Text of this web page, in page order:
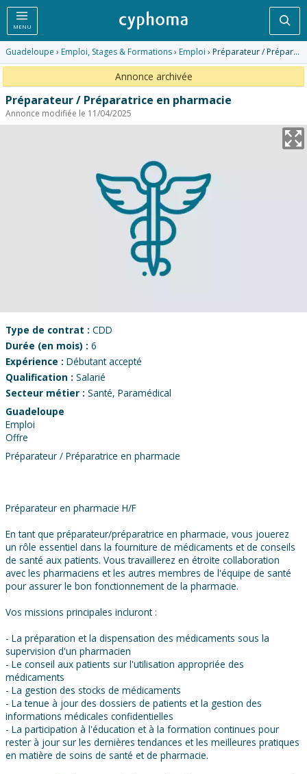
MENU
Guadeloupe › Emploi, Stages & Formations› Emploi › Préparateur / Préparatrice en pharmacie
Annonce archivée
Préparateur / Préparatrice en pharmacie
Annonce modifiée le 11/04/2025
Type de contrat : CDD
Durée (en mois) : 6
Expérience : Débutant accepté
Qualification : Salarié
Secteur métier : Santé, Paramédical
Guadeloupe
Emploi
Offre
Préparateur / Préparatrice en pharmacie
Préparateur en pharmacie H/F
En tant que préparateur/préparatrice en pharmacie, vous jouerez
un rôle essentiel dans la fourniture de médicaments et de conseils
de santé aux patients. Vous travaillerez en étroite collaboration
avec les pharmaciens et les autres membres de l'équipe de santé
pour assurer le bon fonctionnement de la pharmacie.
Vos missions principales incluront :
- La préparation et la dispensation des médicaments sous la
supervision d'un pharmacien
- Le conseil aux patients sur l'utilisation appropriée des
médicaments
- La gestion des stocks de médicaments
- La tenue à jour des dossiers de patients et la gestion des
informations médicales confidentielles
- La participation à l'éducation et à la formation continues pour
rester à jour sur les dernières tendances et les meilleures pratiques
en matière de soins de santé et de pharmacie.